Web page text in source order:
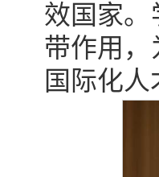
效国家。
带作用，
国际化人